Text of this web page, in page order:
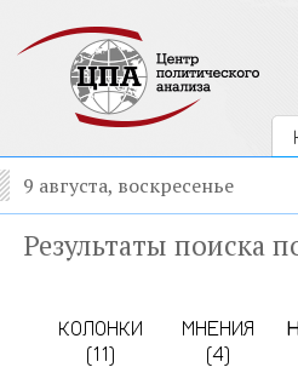
9 августа, воскресенье
Результаты поиска
КОЛОНКИ
(11)
МНЕНИЯ
(4)